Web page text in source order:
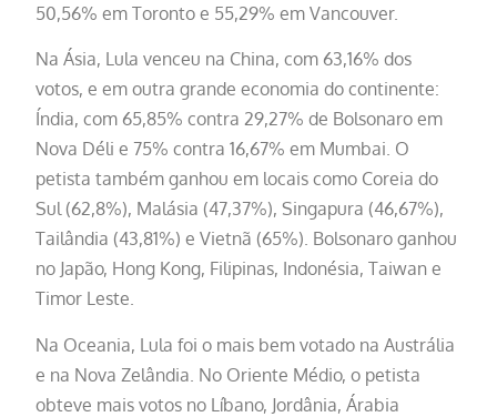
50,56% em Toronto e 55,29% em Vancouver.
Na Ásia, Lula venceu na China, com 63,16% dos
votos, e em outra grande economia do continente:
Índia, com 65,85% contra 29,27% de Bolsonaro em
Nova Déli e 75% contra 16,67% em Mumbai. O
petista também ganhou em locais como Coreia do
Sul (62,8%), Malásia (47,37%), Singapura (46,67%),
Tailândia (43,81%) e Vietnã (65%). Bolsonaro ganhou
no Japão, Hong Kong, Filipinas, Indonésia, Taiwan e
Timor Leste.
Na Oceania, Lula foi o mais bem votado na Austrália
e na Nova Zelândia. No Oriente Médio, o petista
obteve mais votos no Líbano, Jordânia, Árabia